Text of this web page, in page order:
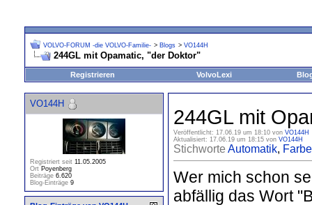
VOLVO-FORUM -die VOLVO-Familie- > Blogs > VO144H
244GL mit Opamatic, "der Doktor"
Registrieren VolvoLexi
244GL mit
Veröffentlicht: 17.06.19 um 18:10 von VO144H
Aktualisiert: 17.06.19 um 18:15 von VO144H
Stichworte Automatik,
Wer mich schon
abfällig das Wort
VO144H
Registriert seit 11.05.2005
Ort Poyenberg
Beiträge 6.620
Blog-Einträge 9